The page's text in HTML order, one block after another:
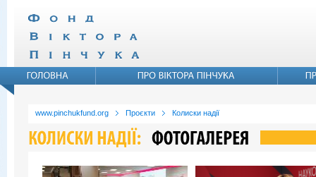
www.pinchukfund.org Проєкти Колиски надії